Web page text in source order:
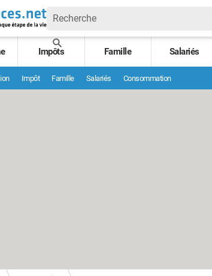
Impôts Famille Salariés
Impôt Famille Salariés Consommation